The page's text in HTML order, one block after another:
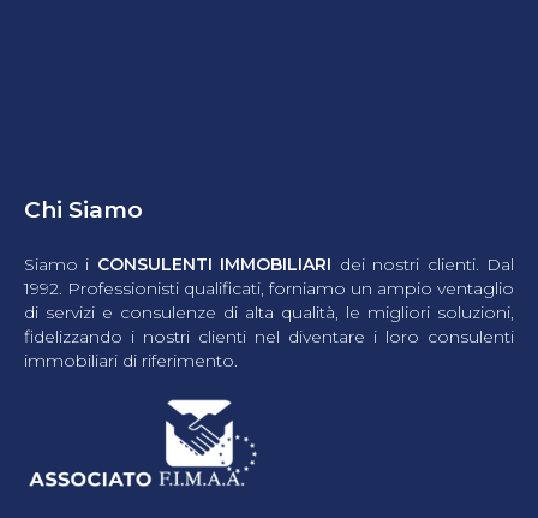
Chi Siamo
Siamo i CONSULENTI IMMOBILIARI dei nostri clienti. Dal
1992. Professionisti qualificati, forniamo un ampio ventaglio
di servizi e consulenze di alta qualità, le migliori soluzioni,
fidelizzando i nostri clienti nel diventare i loro consulenti
immobiliari di riferimento.